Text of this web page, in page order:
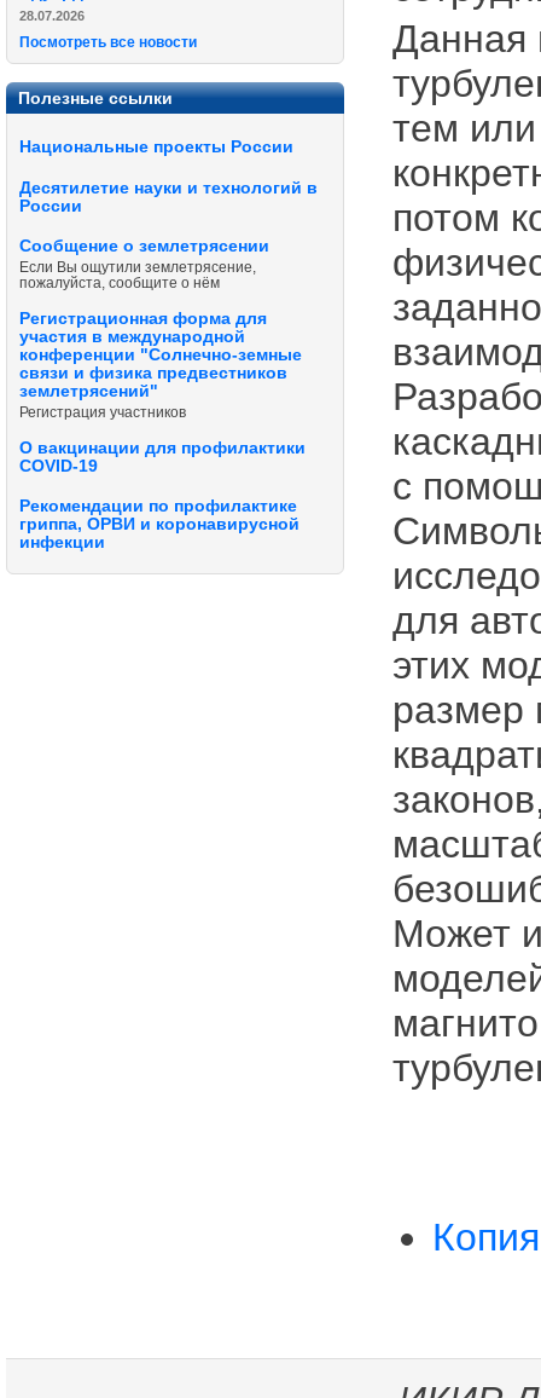
28.07.2026
Посмотреть все новости
Полезные ссылки
Национальные проекты России
Десятилетие науки и технологий в
России
Сообщение о землетрясении
Если Вы ощутили землетрясение,
пожалуйста, сообщите о нём
Регистрационная форма для
участия в международной
конференции "Солнечно-земные
связи и физика предвестников
землетрясений"
Регистрация участников
О вакцинации для профилактики
COVID-19
Рекомендации по профилактике
гриппа, ОРВИ и коронавирусной
инфекции
Данная
тем
потом
с
для
этих
размер
Может